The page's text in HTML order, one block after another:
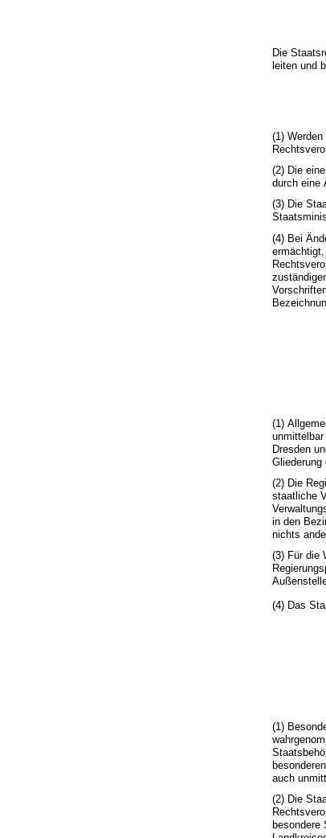
Die
leiten und
(1)
(2) Die
durch eine
(3) Die
(4) Bei
(1)
Dresden
Gliederung
(2) Die
staatliche
in den
nichts
(3) Für die
(4) Das
(1)
auch
(2) Die
besondere